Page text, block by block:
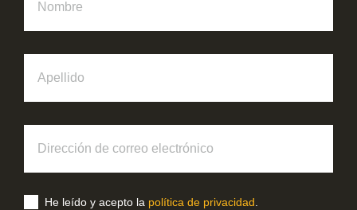
correo
electrónico
He leído y acepto la política de privacidad